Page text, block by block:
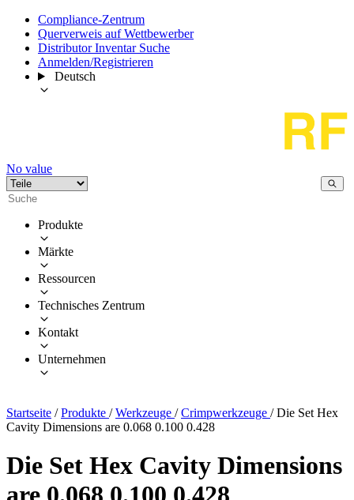
Compliance-Zentrum
Querverweis auf Wettbewerber
Distributor Inventar Suche
Anmelden/Registrieren
Deutsch
No value
Produkte
Märkte
Ressourcen
Technisches Zentrum
Kontakt
Unternehmen
Startseite / Produkte / Werkzeuge / Crimpwerkzeuge / Die Set Hex
Cavity Dimensions are 0.068 0.100 0.428
Die Set Hex Cavity Dimensions